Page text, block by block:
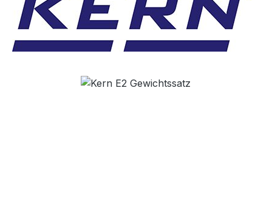
Bildergalerie überspringen